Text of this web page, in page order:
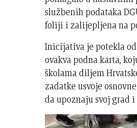
službenih podataka
foliji i zalijepljena na
Inicijativa je potekla
ovakva podna karta,
školama diljem
zadatke usvoje
da upoznaju svoj grad